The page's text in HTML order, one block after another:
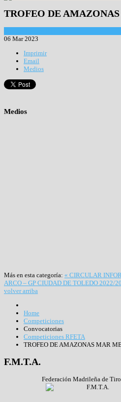
TROFEO DE
06 Mar 2023
Imprimir
Email
Medios
Medios
Más en esta categoría: « CIRCULAR
ARCO – GP CIUDAD DE TOLEDO 2022/
volver arriba
Home
Competiciones
Convocatorias
Competiciones RFETA
TROFEO DE AMAZONAS MAR
F.M.T.A.
Federación Madrileña de